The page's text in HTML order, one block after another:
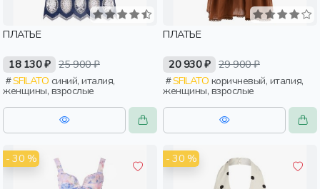
ПЛАТЬЕ
18 130 ₽ 25 900 ₽
SFILATO
женщины, взрослые
ПЛАТЬЕ
20 930 ₽ 29 900 ₽
SFILATO
женщины, взрослые
- 30 % - 30 %